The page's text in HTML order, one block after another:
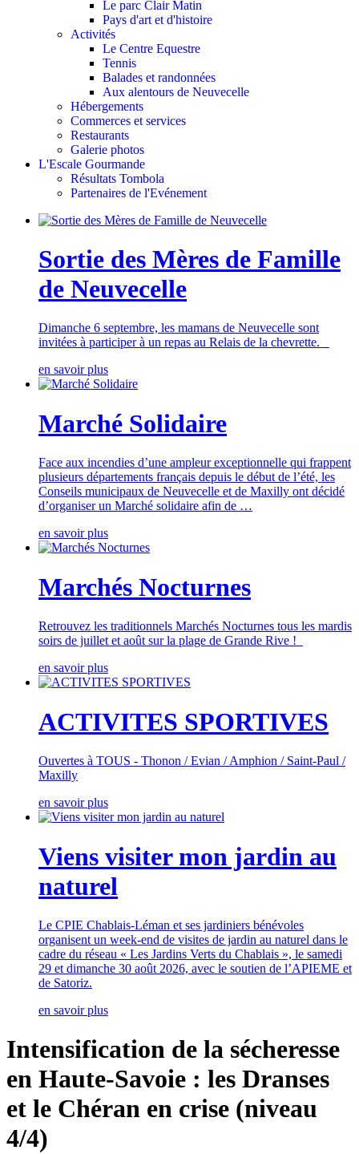
Le parc Clair Matin
Pays d'art et d'histoire
Activités
Le Centre Equestre
Tennis
Balades et randonnées
Aux alentours de Neuvecelle
Hébergements
Commerces et services
Restaurants
Galerie photos
L'Escale Gourmande
Résultats Tombola
Partenaires de l'Evénement
Sortie des Mères de Famille
de Neuvecelle
Dimanche 6 septembre, les mamans de Neuvecelle sont
invitées à participer à un repas au Relais de la chevrette.
en savoir plus
Marché Solidaire
Face aux incendies d’une ampleur exceptionnelle qui frappent
plusieurs départements français depuis le début de l’été, les
Conseils municipaux de Neuvecelle et de Maxilly ont décidé
d’organiser un Marché solidaire afin de …
en savoir plus
Marchés Nocturnes
Retrouvez les traditionnels Marchés Nocturnes tous les mardis
soirs de juillet et août sur la plage de Grande Rive !
en savoir plus
ACTIVITES SPORTIVES
Ouvertes à TOUS - Thonon / Evian / Amphion / Saint-Paul /
Maxilly
en savoir plus
Viens visiter mon jardin au
naturel
Le CPIE Chablais-Léman et ses jardiniers bénévoles
organisent un week-end de visites de jardin au naturel dans le
cadre du réseau « Les Jardins Verts du Chablais », le samedi
29 et dimanche 30 août 2026, avec le soutien de l’APIEME et
de Satoriz.
en savoir plus
Intensification de la sécheresse
en Haute-Savoie : les Dranses
et le Chéran en crise (niveau
4/4)